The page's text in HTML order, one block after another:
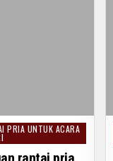
PRIA UNTUK ACARA